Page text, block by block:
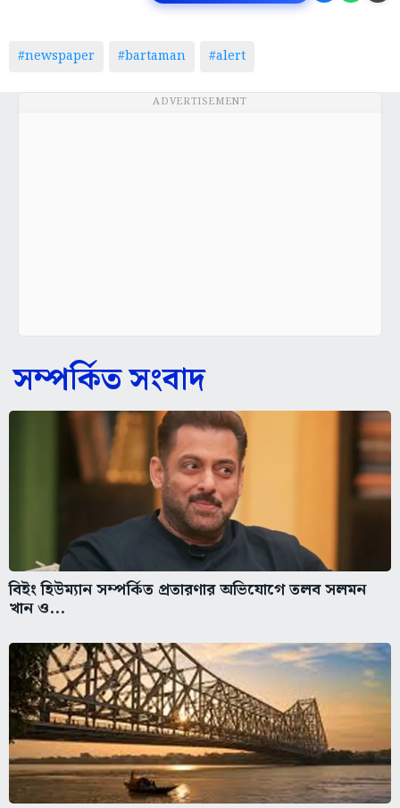
#newspaper #bartaman #alert
ADVERTISEMENT
সম্পর্কিত সংবাদ
বিইং হিউম্যান সম্পর্কিত প্রতারণার অভিযোগে তলব সলমন
খান ও...